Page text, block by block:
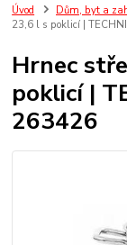
Úvod Dům, byt a
23,6 l s poklicí |
Hrnec
poklicí |
263426